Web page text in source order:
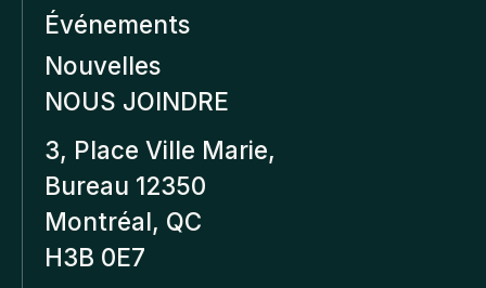
Événements
Nouvelles
NOUS JOINDRE
3, Place Ville Marie,
Bureau 12350
Montréal, QC
H3B 0E7